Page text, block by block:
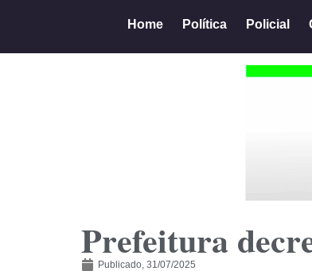
Home Política Policial
Prefeitura
Publicado, 31/07/2025